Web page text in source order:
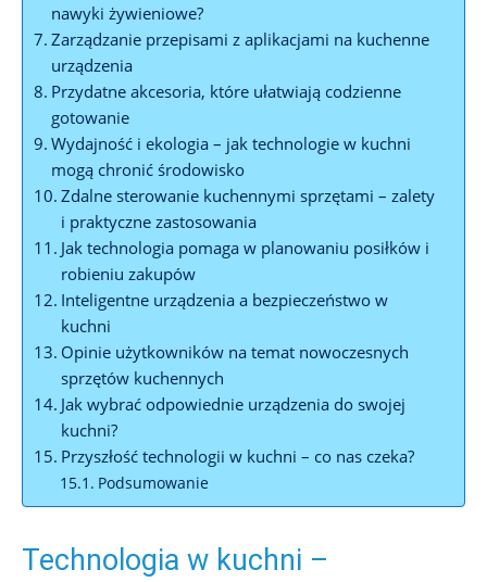
nawyki żywieniowe?
Zarządzanie przepisami z aplikacjami na kuchenne
urządzenia
Przydatne akcesoria, które ułatwiają codzienne
gotowanie
Wydajność i ekologia – jak technologie w kuchni
mogą chronić środowisko
Zdalne sterowanie kuchennymi sprzętami – zalety
i praktyczne zastosowania
Jak technologia pomaga w planowaniu posiłków i
robieniu zakupów
Inteligentne urządzenia a bezpieczeństwo w
kuchni
Opinie użytkowników na temat nowoczesnych
sprzętów kuchennych
Jak wybrać odpowiednie urządzenia do swojej
kuchni?
Przyszłość technologii w kuchni – co nas czeka?
Podsumowanie
Technologia w kuchni –